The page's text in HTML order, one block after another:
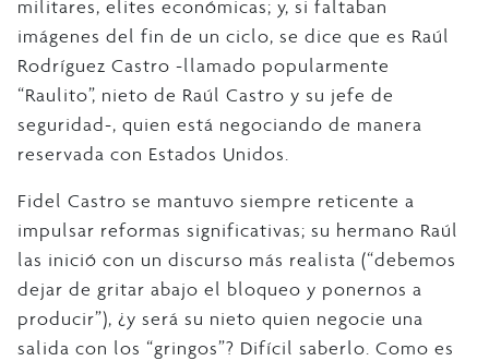
militares, elites económicas; y, si faltaban
imágenes del fin de un ciclo, se dice que es Raúl
Rodríguez Castro -llamado popularmente
“Raulito”, nieto de Raúl Castro y su jefe de
seguridad-, quien está negociando de manera
reservada con Estados Unidos.
Fidel Castro se mantuvo siempre reticente a
impulsar reformas significativas; su hermano Raúl
las inició con un discurso más realista (“debemos
dejar de gritar abajo el bloqueo y ponernos a
producir”), ¿y será su nieto quien negocie una
salida con los “gringos”? Difícil saberlo. Como es